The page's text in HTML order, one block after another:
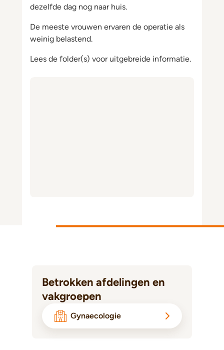
dezelfde dag nog naar huis.
De meeste vrouwen ervaren de operatie als
weinig belastend.
Lees de folder(s) voor uitgebreide informatie.
Betrokken afdelingen en
vakgroepen
Gynaecologie